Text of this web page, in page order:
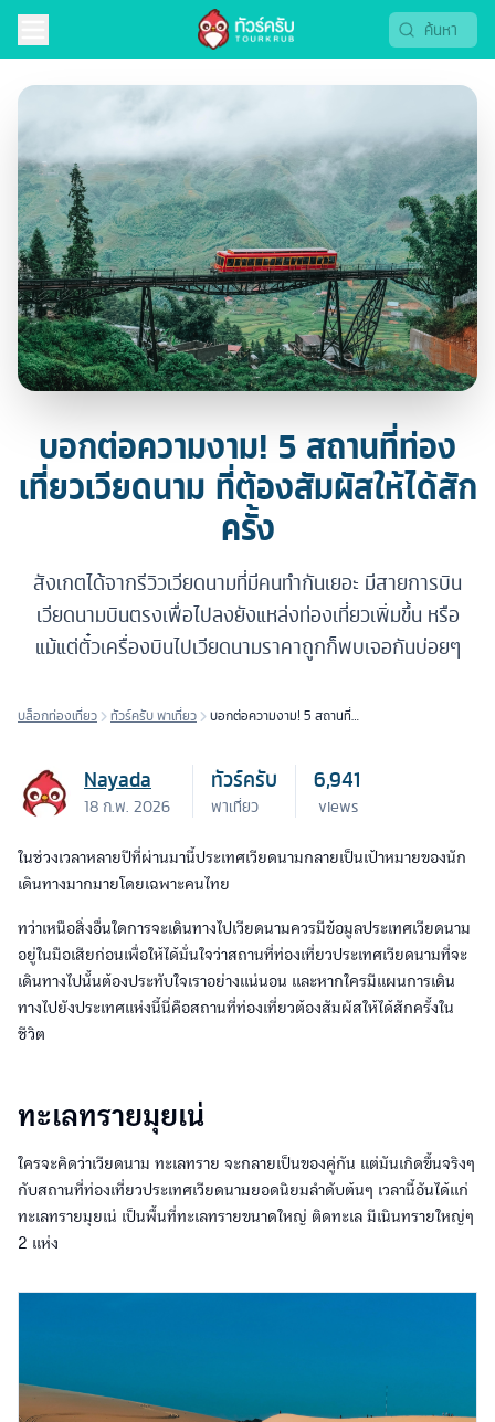
บอกต่อความงาม! 5 สถานที่ท่อง
เที่ยวเวียดนาม ที่ต้องสัมผัสให้ได้สัก
ครั้ง
สังเกตได้จากรีวิวเวียดนามที่มีคนทำกันเยอะ มีสายการบิน
เวียดนามบินตรงเพื่อไปลงยังแหล่งท่องเที่ยวเพิ่มขึ้น หรือ
แม้แต่ตั๋วเครื่องบินไปเวียดนามราคาถูกก็พบเจอกันบ่อยๆ
บล็อกท่องเที่ยว ทัวร์ครับ พาเที่ยว
บอกต่อความงาม! 5 สถานที่
Nayada
18 ก.พ. 2026
ทัวร์ครับ
พาเที่ยว
6,941
views
ในช่วงเวลาหลายปีที่ผ่านมานี้ประเทศเวียดนามกลายเป็นเป้าหมายของนัก
เดินทางมากมายโดยเฉพาะคนไทย
ทว่าเหนือสิ่งอื่นใดการจะเดินทางไปเวียดนามควรมีข้อมูลประเทศเวียดนาม
อยู่ในมือเสียก่อนเพื่อให้ได้มั่นใจว่าสถานที่ท่องเที่ยวประเทศเวียดนามที่จะ
เดินทางไปนั้นต้องประทับใจเราอย่างแน่นอน และหากใครมีแผนการเดิน
ทางไปยังประเทศแห่งนี้นี่คือสถานที่ท่องเที่ยวต้องสัมผัสให้ได้สักครั้งใน
ชีวิต
ทะเลทรายมุยเน่
ใครจะคิดว่าเวียดนาม ทะเลทราย จะกลายเป็นของคู่กัน แต่มันเกิดขึ้นจริงๆ
กับสถานที่ท่องเที่ยวประเทศเวียดนามยอดนิยมลำดับต้นๆ เวลานี้อันได้แก่
ทะเลทรายมุยเน่ เป็นพื้นที่ทะเลทรายขนาดใหญ่ ติดทะเล มีเนินทรายใหญ่ๆ
2 แห่ง